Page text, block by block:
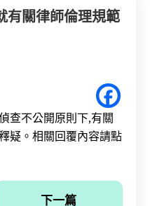
有關律師倫理規範
查不公開原則下,有關
疑。相關回覆內容請點
下一篇